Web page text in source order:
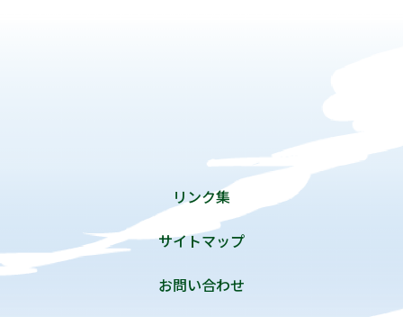
リンク集
サイトマップ
お問い合わせ